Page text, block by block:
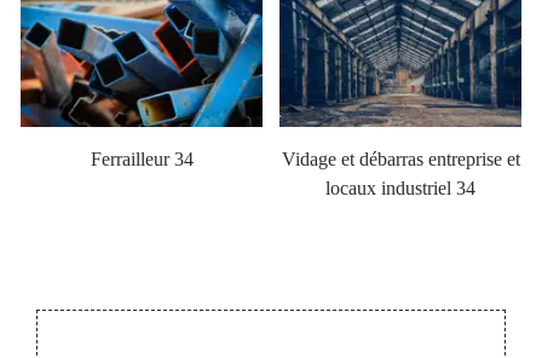
Ferrailleur 34
Vidage et débarras entreprise et
locaux industriel 34